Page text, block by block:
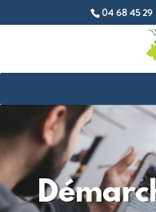
04 68 45